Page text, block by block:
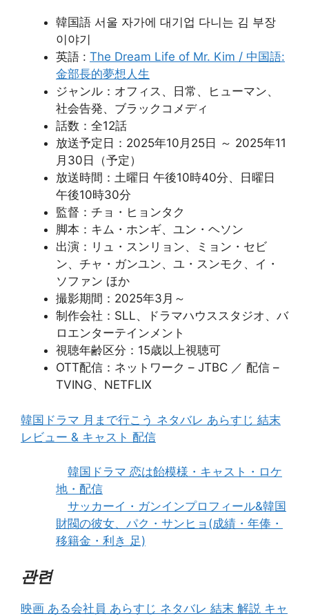
韓国語 서울 자가에 대기업 다니는 김 부장
이야기
英語 : The Dream Life of Mr. Kim / 中国語:
金部長的夢想人生
ジャンル：オフィス、日常、ヒューマン、
社会告発、ブラックコメディ
話数：全12話
放送予定日：2025年10月25日 ～ 2025年11
月30日（予定）
放送時間：土曜日 午後10時40分、日曜日
午後10時30分
監督：チョ・ヒョンタク
脚本：キム・ホンギ、ユン・ヘソン
出演：リュ・スンリョン、ミョン・セビ
ン、チャ・ガンユン、ユ・スンモク、イ・
ソファン ほか
撮影期間：2025年3月～
制作会社：SLL、ドラマハウススタジオ、バ
ロエンターテインメント
視聴年齢区分：15歳以上視聴可
OTT配信：ネットワーク – JTBC ／ 配信 –
TVING、NETFLIX
韓国ドラマ 月まで行こう ネタバレ あらすじ 結末
レビュー & キャスト 配信
韓国ドラマ 恋は飴模様・キャスト・ロケ
地・配信
サッカーイ・ガンインプロフィール&韓国
財閥の彼女、パク・サンヒョ(成績・年俸・
移籍金・利き 足)
관련
映画 ある会社員 あらすじ ネタバレ 結末 解説 キャ